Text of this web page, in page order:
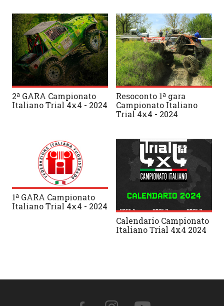
2ª GARA Campionato
Italiano Trial 4x4 - 2024
Resoconto 1ª gara
Campionato Italiano
Trial 4x4 - 2024
1ª GARA Campionato
Italiano Trial 4x4 - 2024
Calendario Campionato
Italiano Trial 4x4 2024